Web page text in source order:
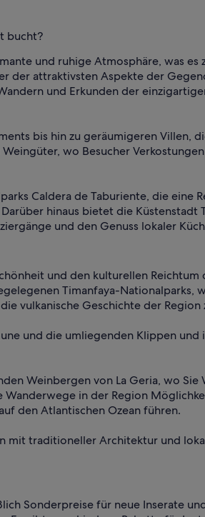
bucht?
und ruhige Atmosphäre, was es
der attraktivsten Aspekte der
und Erkunden der
bis hin zu geräumigeren Villen,
wo Besucher
Caldera de Taburiente, die eine
hinaus bietet die Küstenstadt
und den Genuss lokaler
und den kulturellen Reichtum
Timanfaya-Nationalparks,
vulkanische Geschichte der Region
und die umliegenden Klippen und
Weinbergen von La Geria, wo Sie
in der Region
den Atlantischen Ozean führen.
mit traditioneller Architektur und
Sonderpreise für neue Inserate